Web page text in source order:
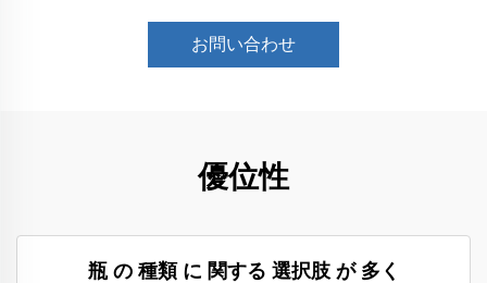
お問い合わせ
優位性
瓶 の 種類 に 関する 選択肢 が 多く